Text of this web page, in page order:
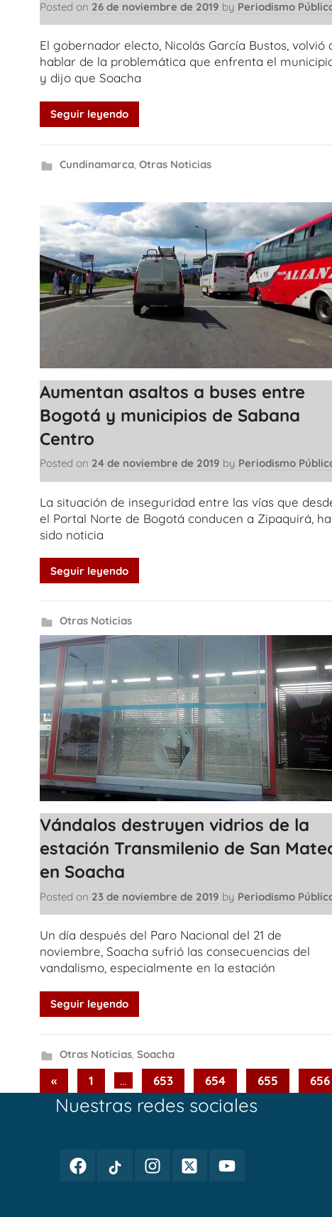
Posted on 26 de noviembre de 2019 by Periodismo
El gobernador electo, Nicolás García Bustos, volvió
hablar de la problemática que enfrenta el
y dijo que Soacha
Seguir leyendo
Cundinamarca, Otras Noticias
Aumentan asaltos a buses entre
Bogotá y municipios de Sabana
Centro
Posted on 24 de noviembre de 2019 by Periodismo
La situación de inseguridad entre las vías que
el Portal Norte de Bogotá conducen a Zipaquirá,
sido noticia
Seguir leyendo
Otras Noticias
Vándalos destruyen vidrios de la
estación Transmilenio de San
en Soacha
Posted on 23 de noviembre de 2019 by Periodismo
Un día después del Paro Nacional del 21 de
noviembre, Soacha sufrió las consecuencias del
vandalismo, especialmente en la estación
Seguir leyendo
Otras Noticias, Soacha
Paginación
de
«Previous
Posts
1 … 653 654 655 656
Nuestras redes sociales
Facebook
Periodismo
TikTok
Periodismo
InstagramTwitterYoutube